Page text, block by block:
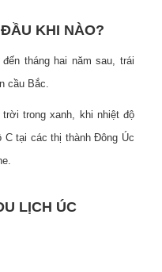
KHI NÀO?
tháng hai năm sau, trái
cầu Bắc.
trong xanh, khi nhiệt độ
C tại các thị thành Đông Úc
LỊCH ÚC